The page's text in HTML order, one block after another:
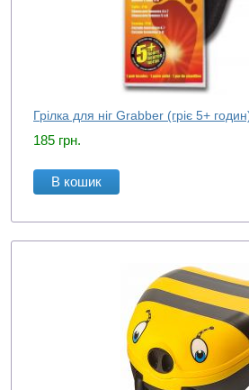
Грілка для ніг Grabber (гріє 5+
185 грн.
В кошик